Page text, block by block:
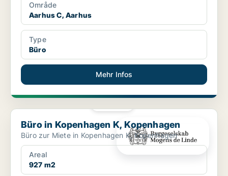
Område
Aarhus C, Aarhus
Type
Büro
Mehr Infos
Büro in Kopenhagen K, Kopenhagen
Büro in Kopenhagen K, Kopenhagen
Büro zur Miete in Kopenhagen K, Kopenhagen
Areal
927 m2